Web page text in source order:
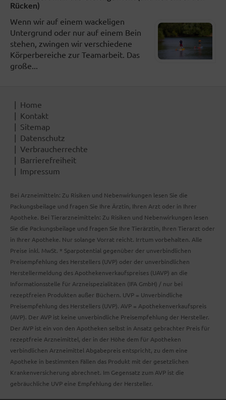
Rücken)
Wenn wir auf einem wackeligen
Untergrund oder nur auf einem Bein
stehen, zwingen wir verschiedene
Körperbereiche zur Teamarbeit. Das
große...
Home
Kontakt
Sitemap
Datenschutz
Verbraucherrechte
Barrierefreiheit
Impressum
Bei Arzneimitteln: Zu Risiken und Nebenwirkungen lesen Sie die
Packungsbeilage und fragen Sie Ihre Ärztin, Ihren Arzt oder in Ihrer
Apotheke. Bei Tierarzneimitteln: Zu Risiken und Nebenwirkungen lesen
Sie die Packungsbeilage und fragen Sie Ihre Tierärztin, Ihren Tierarzt oder
in Ihrer Apotheke. Nur solange Vorrat reicht. Irrtum vorbehalten. Alle
Preise inkl. MwSt. * Sparpotential gegenüber der unverbindlichen
Preisempfehlung des Herstellers (UVP) oder der unverbindlichen
Herstellermeldung des Apothekenverkaufspreises (UAVP) an die
Informationsstelle für Arzneispezialitäten (IFA GmbH) / nur bei
rezeptfreien Produkten außer Büchern. UVP = Unverbindliche
Preisempfehlung des Herstellers (UVP). AVP = Apothekenverkaufspreis
(AVP). Der AVP ist keine unverbindliche Preisempfehlung der Hersteller.
Der AVP ist ein von den Apotheken selbst in Ansatz gebrachter Preis für
rezeptfreie Arzneimittel, der in der Höhe dem für Apotheken
verbindlichen Arzneimittel Abgabepreis entspricht, zu dem eine
Apotheke in bestimmten Fällen das Produkt mit der gesetzlichen
Krankenversicherung abrechnet. Im Gegensatz zum AVP ist die
gebräuchliche UVP eine Empfehlung der Hersteller.